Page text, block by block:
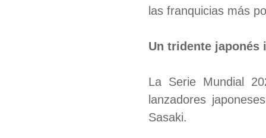
las franquicias más
Un tridente japonés
La Serie Mundial
lanzadores
Sasaki.